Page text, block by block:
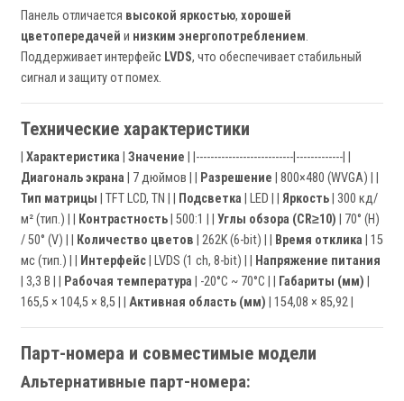
Панель отличается высокой яркостью, хорошей
цветопередачей и низким энергопотреблением.
Поддерживает интерфейс LVDS, что обеспечивает стабильный
сигнал и защиту от помех.
Технические характеристики
Характеристика Значение | |---------------------------|-------------| |
Диагональ экрана | 7 дюймов | | Разрешение | 800×480 (WVGA) | |
Тип матрицы | TFT LCD, TN | | Подсветка | LED | | Яркость | 300 кд/
м² (тип.) | |
Контрастность | 500:1 | | Углы обзора (CR≥10) | 70° (H)
/ 50° (V) | |
Количество цветов | 262K (6-bit) | | Время отклика | 15
мс (тип.) | |
Интерфейс | LVDS (1 ch, 8-bit) | |
Напряжение питания
| 3,3 В | |
Рабочая температура | -20°C ~ 70°C | | Габариты (мм)
165,5 × 104,5 × 8,5 | | Активная область (мм) | 154,08 × 85,92 |
Парт-номера и совместимые модели
Альтернативные парт-номера: